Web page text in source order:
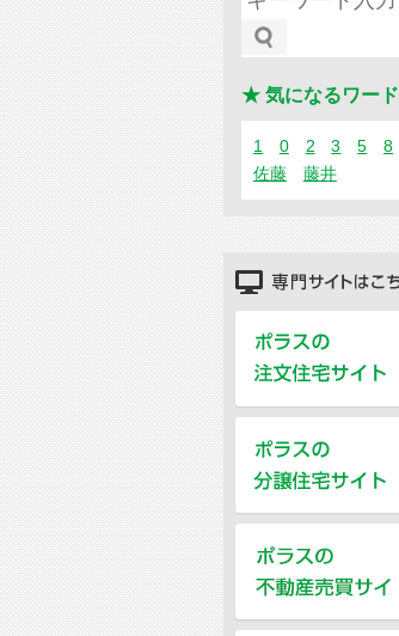
★ 気になるワード
1 0 2 3 5 8
佐藤
藤井